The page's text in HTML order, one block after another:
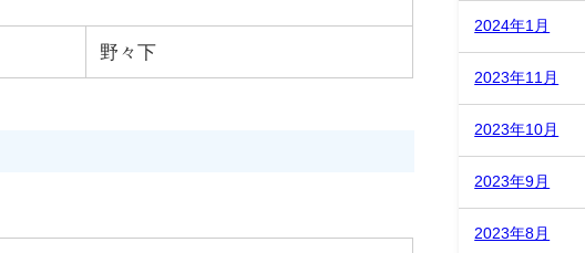
野々下
2024年1月
2023年11月
2023年10月
2023年9月
2023年8月